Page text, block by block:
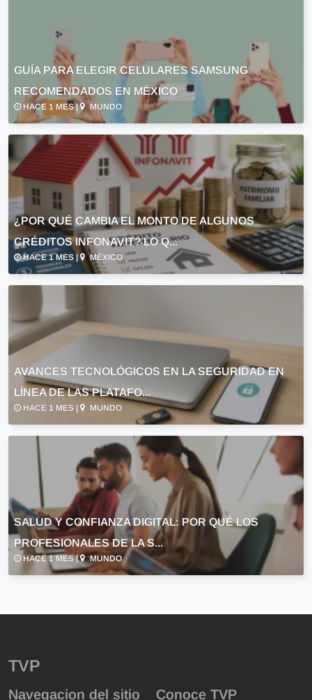
GUÍA PARA ELEGIR CELULARES SAMSUNG
RECOMENDADOS EN MÉXICO
HACE 1 MES | MUNDO
¿POR QUÉ CAMBIA EL MONTO DE ALGUNOS
CRÉDITOS INFONAVIT? LO Q...
HACE 1 MES | MÉXICO
AVANCES TECNOLÓGICOS EN LA SEGURIDAD EN
LÍNEA DE LAS PLATAFO...
HACE 1 MES | MUNDO
SALUD Y CONFIANZA DIGITAL: POR QUÉ LOS
PROFESIONALES DE LA S...
HACE 1 MES | MUNDO
TVP
Navegacion del sitio Conoce TVP